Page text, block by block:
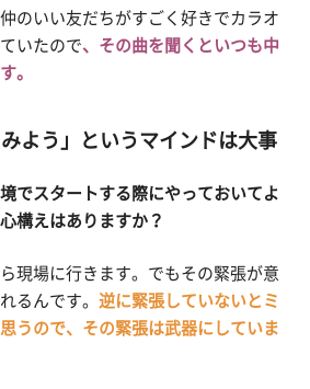
仲のいい友だちがすごく好きでカラオ
いたので、その曲を聞くといつも中
。
よう」というマインドは大事
でスタートする際にやっておいてよ
構えはありますか？
現場に行きます。でもその緊張が意
るんです。 逆に緊張していないとミ
うので、その緊張は武器にしていま